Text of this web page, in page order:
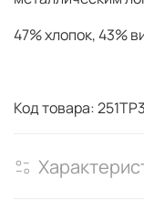
47% хлопок, 43%
Код товара: